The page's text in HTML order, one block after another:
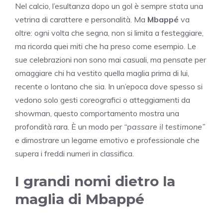
Nel calcio, l’esultanza dopo un gol è sempre stata una
vetrina di carattere e personalità. Ma Mbappé va
oltre: ogni volta che segna, non si limita a festeggiare,
ma ricorda quei miti che ha preso come esempio. Le
sue celebrazioni non sono mai casuali, ma pensate per
omaggiare chi ha vestito quella maglia prima di lui,
recente o lontano che sia. In un’epoca dove spesso si
vedono solo gesti coreografici o atteggiamenti da
showman, questo comportamento mostra una
profondità rara. È un modo per “passare il testimone”
e dimostrare un legame emotivo e professionale che
supera i freddi numeri in classifica.
I grandi nomi dietro la
maglia di Mbappé